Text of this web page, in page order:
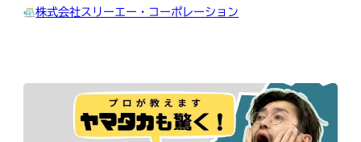
株式会社スリーエー・コーポレーション